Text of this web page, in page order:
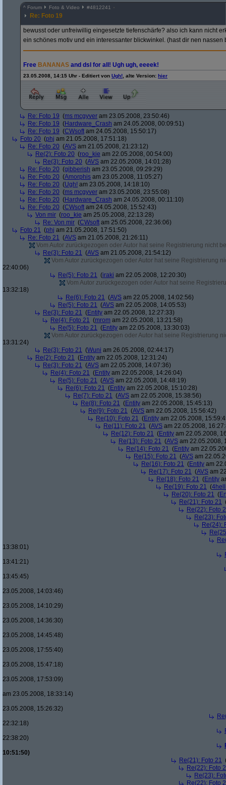
^ Forum Foto & Video #4812241
Re: Foto 19
bewusst oder unfreiwillig eingesetzte tiefenschärfe? also ich kann nicht
ein schönes motiv und ein interessanter blickwinkel. (hast dir nen
Free BANANAS and dsl for all! Ugh ugh, eeeek!
23.05.2008, 14:15 Uhr - Editiert von Ugh! , alte Version: hier
Re: Foto 19 (ms mcgyver am 23.05.2008, 23:50:46)
Re: Foto 19 (Hardware_Crash am 24.05.2008, 00:09:51)
Re: Foto 19 (CWsoft am 24.05.2008, 15:50:17)
Foto 20 (phj am 21.05.2008, 17:51:18)
Re: Foto 20 (AVS am 21.05.2008, 21:23:12)
Re(2): Foto 20 (roo_kie am 22.05.2008, 00:54:00)
Re(3): Foto 20 (AVS am 22.05.2008, 14:01:28)
Re: Foto 20 (gibberish am 23.05.2008, 09:29:29)
Re: Foto 20 (Amorphis am 23.05.2008, 11:05:27)
Re: Foto 20 (Ugh! am 23.05.2008, 14:18:10)
Re: Foto 20 (ms mcgyver am 23.05.2008, 23:55:08)
Re: Foto 20 (Hardware_Crash am 24.05.2008, 00:11:10)
Re: Foto 20 (CWsoft am 24.05.2008, 15:52:43)
Von mir (roo_kie am 25.05.2008, 22:13:28)
Re: Von mir (CWsoft am 25.05.2008, 22:36:06)
Foto 21 (phj am 21.05.2008, 17:51:50)
Re: Foto 21 (AVS am 21.05.2008, 21:26:11)
Vom Autor zurückgezogen oder Autor hat seine Registrierung nicht
Re(3): Foto 21 (AVS am 21.05.2008, 21:54:12)
Vom Autor zurückgezogen oder Autor hat seine Registrierung
22:40:06)
Re(5): Foto 21 (iraki am 22.05.2008, 12:20:30)
Vom Autor zurückgezogen oder Autor hat seine
13:32:18)
Re(6): Foto 21 (AVS am 22.05.2008, 14:02:56)
Re(5): Foto 21 (AVS am 22.05.2008, 14:05:53)
Re(3): Foto 21 (Entity am 22.05.2008, 12:27:33)
Re(4): Foto 21 (mrom am 22.05.2008, 13:21:58)
Re(5): Foto 21 (Entity am 22.05.2008, 13:30:03)
Vom Autor zurückgezogen oder Autor hat seine Registrierung
13:31:24)
Re(3): Foto 21 (Wuni am 26.05.2008, 02:44:17)
Re(2): Foto 21 (Entity am 22.05.2008, 12:31:24)
Re(3): Foto 21 (AVS am 22.05.2008, 14:07:36)
Re(4): Foto 21 (Entity am 22.05.2008, 14:26:04)
Re(5): Foto 21 (AVS am 22.05.2008, 14:48:19)
Re(6): Foto 21 (Entity am 22.05.2008, 15:10:28)
Re(7): Foto 21 (AVS am 22.05.2008, 15:38:56)
Re(8): Foto 21 (Entity am 22.05.2008, 15:45:13)
Re(9): Foto 21 (AVS am 22.05.2008, 15:56:42)
Re(10): Foto 21 (Entity am 22.05.2008,
Re(11): Foto 21 (AVS am 22.05.2008,
Re(12): Foto 21 (Entity am 22.05.2008,
Re(13): Foto 21 (AVS am 22.05.2008,
Re(14): Foto 21 (Entity am
Re(15): Foto 21 (AVS am
Re(16): Foto 21 (Entity am
Re(17): Foto 21 (AVS am
Re(18): Foto 21 (Entity
Re(19): Foto 21 (
Re(20): Foto 21 (
Re(21): Foto 21
Re(22): Foto
Re(23):
Re(24):
13:38:01)
13:41:21)
13:45:45)
23.05.2008, 14:03:46)
23.05.2008, 14:10:29)
23.05.2008, 14:36:30)
23.05.2008, 14:45:48)
23.05.2008, 17:55:40)
23.05.2008, 15:47:18)
23.05.2008, 17:53:09)
am 23.05.2008, 18:33:14)
23.05.2008, 15:26:32)
22:32:18)
22:38:20)
10:51:50)
Re(21): Foto 21
Re(22): Foto
Re(23):
Re(22): Foto